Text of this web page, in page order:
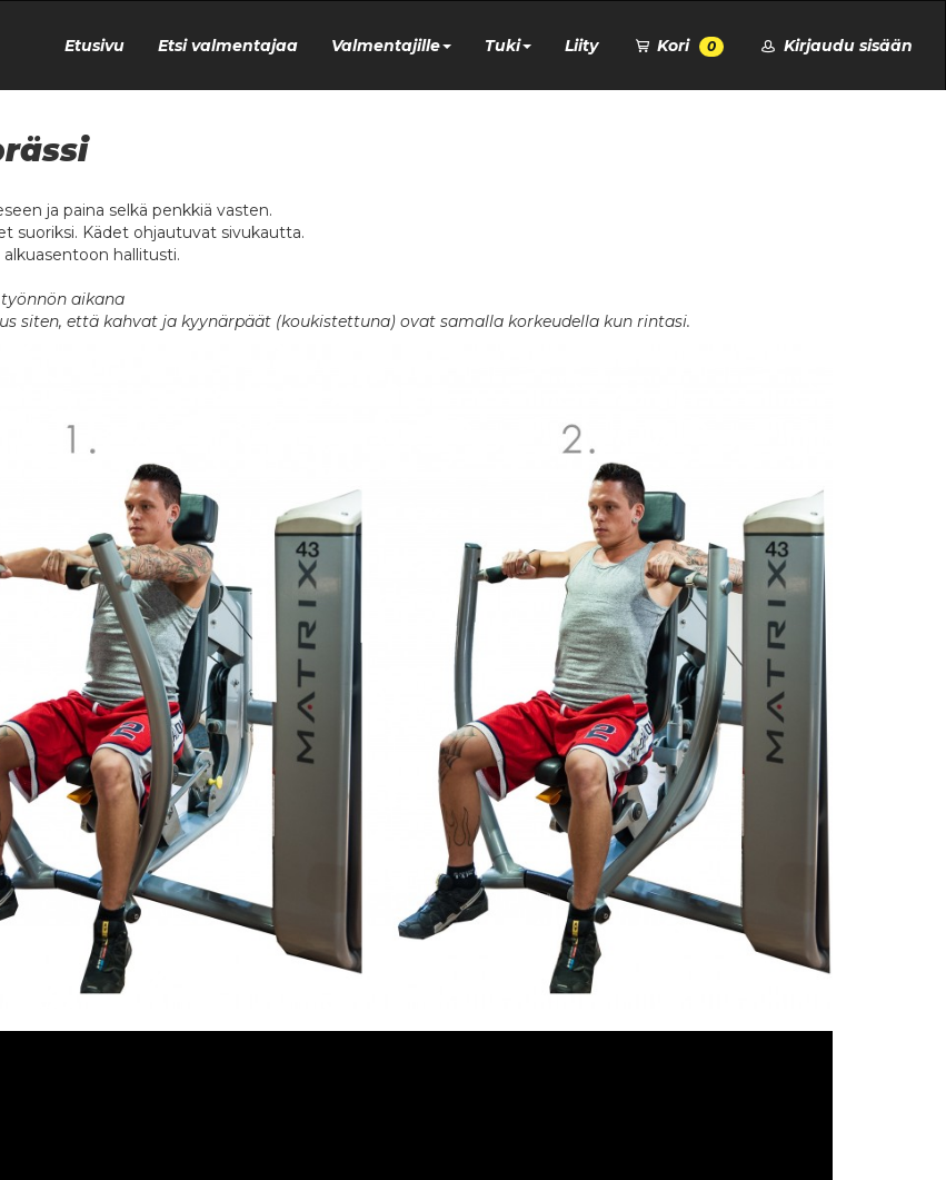
Etusivu Etsi valmentajaa Valmentajille Tuki Liity Kori 0 Kirjaudu sisään
ja paina selkä penkkiä vasten.
suoriksi. Kädet ohjautuvat sivukautta.
alkuasentoon hallitusti.
aikana
siten, että kahvat ja kyynärpäät (koukistettuna) ovat samalla korkeudella kun rintasi.